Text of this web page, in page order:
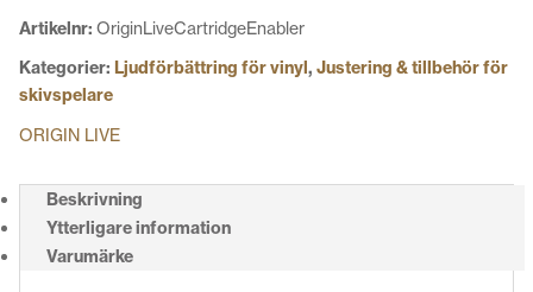
Artikelnr: OriginLiveCartridgeEnabler
Kategorier: Ljudförbättring för vinyl, Justering & tillbehör för
skivspelare
ORIGIN LIVE
Beskrivning
Ytterligare information
Varumärke